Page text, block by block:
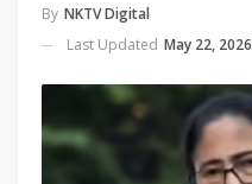
By NKTV Digital
Last Updated May 22, 2026